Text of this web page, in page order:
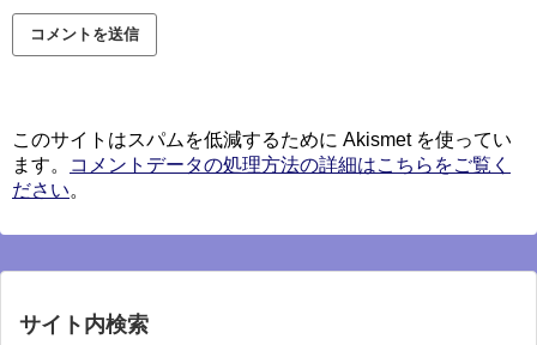
このサイトはスパムを低減するために Akismet を使ってい
ます。
コメントデータの処理方法の詳細はこちらをご覧く
ださい。
サイト内検索